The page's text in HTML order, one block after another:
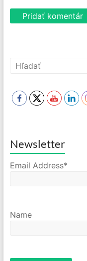
Newsletter
Email Address*
Name